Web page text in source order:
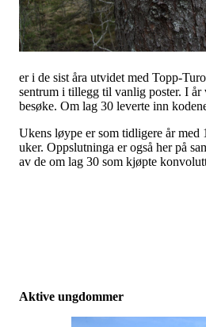
er i de sist åra utvidet med Topp-
sentrum i tillegg til vanlig poster. I år
besøke. Om lag 30 leverte inn
Ukens løype er som tidligere år med
uker. Oppslutninga er også her på
av de om lag 30 som kjøpte
Aktive ungdommer